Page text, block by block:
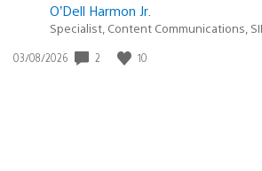
O’Dell Harmon Jr.
Specialist, Content Communications,
Date
03/08/2026 2 10